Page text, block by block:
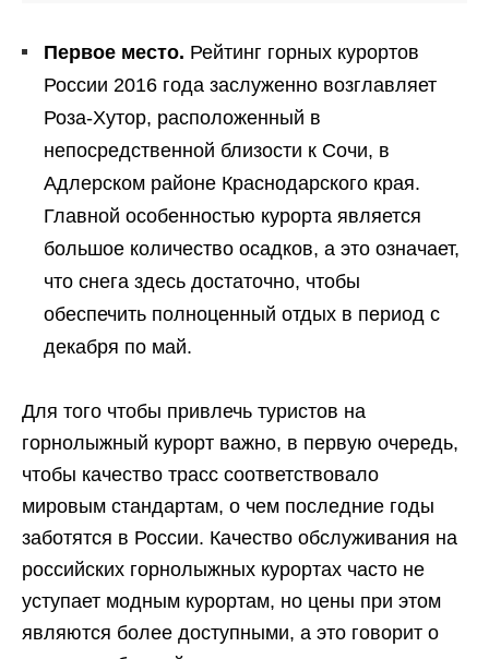
Первое место. Рейтинг горных курортов
России 2016 года заслуженно возглавляет
Роза-Хутор, расположенный в
непосредственной близости к Сочи, в
Адлерском районе Краснодарского края.
Главной особенностью курорта является
большое количество осадков, а это означает,
что снега здесь достаточно, чтобы
обеспечить полноценный отдых в период с
декабря по май.
Для того чтобы привлечь туристов на
горнолыжный курорт важно, в первую очередь,
чтобы качество трасс соответствовало
мировым стандартам, о чем последние годы
заботятся в России. Качество обслуживания на
российских горнолыжных курортах часто не
уступает модным курортам, но цены при этом
являются более доступными, а это говорит о